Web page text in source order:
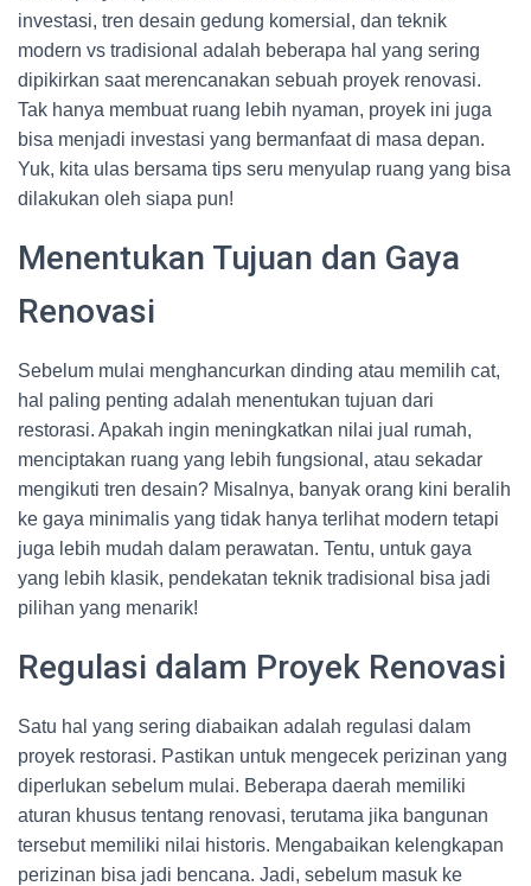
investasi, tren desain gedung komersial, dan teknik
modern vs tradisional adalah beberapa hal yang sering
dipikirkan saat merencanakan sebuah proyek renovasi.
Tak hanya membuat ruang lebih nyaman, proyek ini juga
bisa menjadi investasi yang bermanfaat di masa depan.
Yuk, kita ulas bersama tips seru menyulap ruang yang bisa
dilakukan oleh siapa pun!
Menentukan Tujuan dan Gaya
Renovasi
Sebelum mulai menghancurkan dinding atau memilih cat,
hal paling penting adalah menentukan tujuan dari
restorasi. Apakah ingin meningkatkan nilai jual rumah,
menciptakan ruang yang lebih fungsional, atau sekadar
mengikuti tren desain? Misalnya, banyak orang kini beralih
ke gaya minimalis yang tidak hanya terlihat modern tetapi
juga lebih mudah dalam perawatan. Tentu, untuk gaya
yang lebih klasik, pendekatan teknik tradisional bisa jadi
pilihan yang menarik!
Regulasi dalam Proyek Renovasi
Satu hal yang sering diabaikan adalah regulasi dalam
proyek restorasi. Pastikan untuk mengecek perizinan yang
diperlukan sebelum mulai. Beberapa daerah memiliki
aturan khusus tentang renovasi, terutama jika bangunan
tersebut memiliki nilai historis. Mengabaikan kelengkapan
perizinan bisa jadi bencana. Jadi, sebelum masuk ke